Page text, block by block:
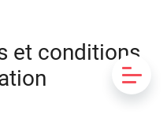
et conditions